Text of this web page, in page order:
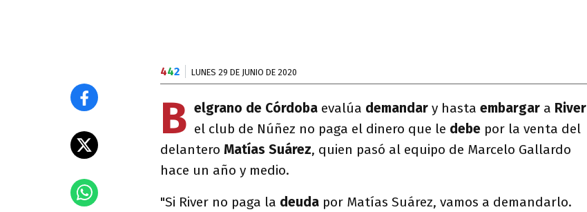
442 LUNES 29 DE JUNIO DE 2020
B elgrano de Córdoba evalúa demandar y hasta embargar a River
el club de Núñez no paga el dinero que le debe por la venta del
delantero Matías Suárez, quien pasó al equipo de Marcelo Gallardo
hace un año y medio.
"Si River no paga la deuda por Matías Suárez, vamos a demandarlo.